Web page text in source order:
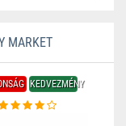
MARKET
KEDVEZMÉNY